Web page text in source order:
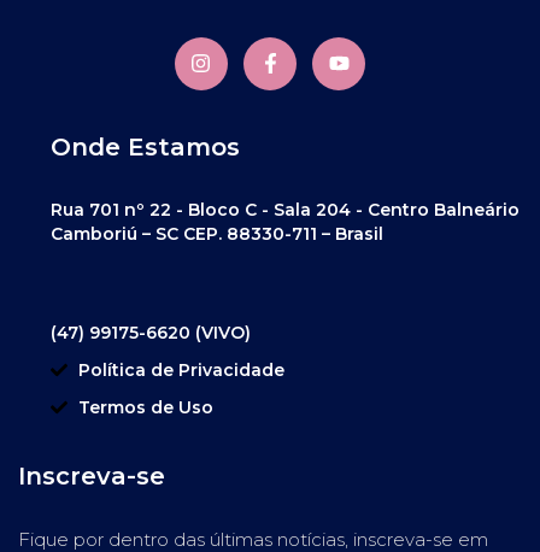
Onde Estamos
Rua 701 nº 22 - Bloco C - Sala 204 - Centro Balneário
Camboriú – SC CEP. 88330-711 – Brasil
(47) 99175-6620 (VIVO)
Política de Privacidade
Termos de Uso
Inscreva-se
Fique por dentro das últimas notícias, inscreva-se em